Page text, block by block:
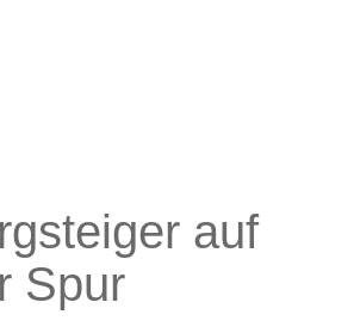
auf
Spur